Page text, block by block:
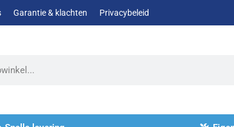
Garantie & klachten Privacybeleid